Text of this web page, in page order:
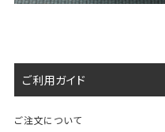
ご利用ガイド
ご注文について